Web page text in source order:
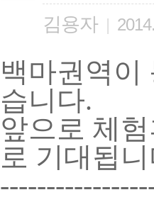
김용자 |
백마권역이
습니다.
앞으로 체
로 기대됩